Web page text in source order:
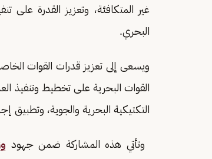
غير المتكافئة، وتعزيز القدرة
البحري.
ويسعى إلى تعزيز قدرات القوات
القوات البحرية على تخطيط وتنفيذ
التكتيكية البحرية والجوية، وتطبيق
وتأتي هذه المشاركة ضمن جهود